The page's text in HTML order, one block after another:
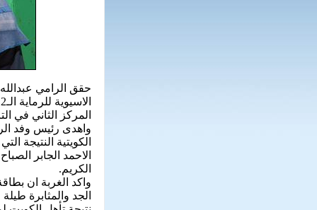
حقق الرامي
المركز الثاني في
واهدى رئيس وفد
الكويتية النتيجة
الاحمد الجابر
الكريم.
واكد الغربة ان
الجد والمثابرة